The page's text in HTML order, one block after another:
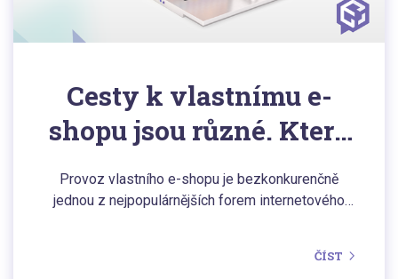
Cesty k vlastnímu e-
shopu jsou různé. Která
je nejlepší pro vás?
Provoz vlastního e-shopu je bezkonkurenčně
jednou z nejpopulárnějších forem internetového
provést i zdarma. Na rozdíl od mnohem
ČÍST